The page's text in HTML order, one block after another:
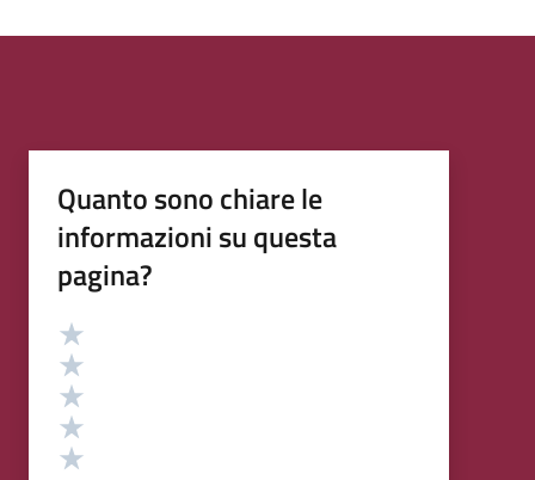
Quanto sono chiare le
informazioni su questa
pagina?
Valutazione